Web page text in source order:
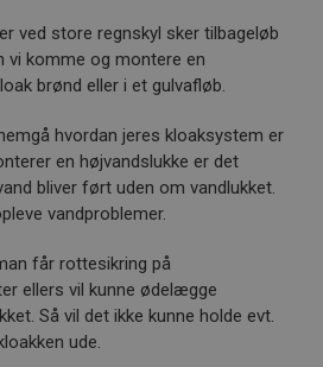
ved store regnskyl sker tilbageløb
vi komme og montere en
brønd eller i et gulvafløb.
hvordan jeres kloaksystem er
en højvandslukke er det
bliver ført uden om vandlukket.
vandproblemer.
får rottesikring på
ellers vil kunne ødelægge
Så vil det ikke kunne holde evt.
ude.